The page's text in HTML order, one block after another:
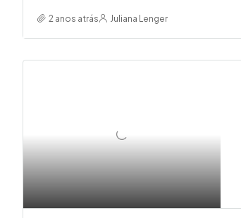
2 anos atrás Juliana Lenger